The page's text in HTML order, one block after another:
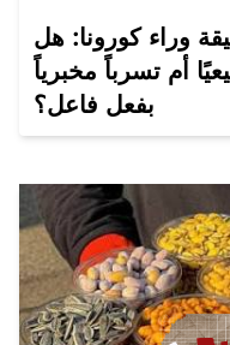
وراء كورونا: هل
طبيعيًا أم تسرباً مخبرياً
بفعل فاعل؟